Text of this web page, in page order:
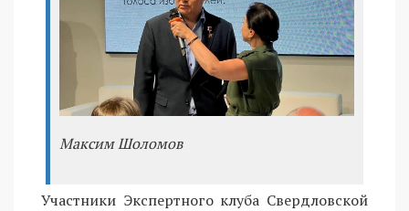
Максим Шоломов
Участники Экспертного клуба Свердловской